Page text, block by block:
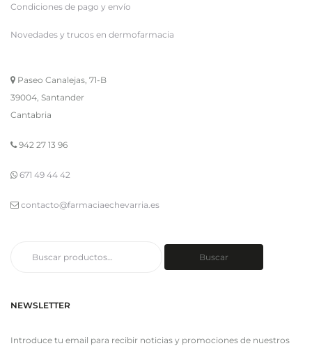
Condiciones de pago y envío
Novedades y trucos en dermofarmacia
Paseo Canalejas, 71-B
39004, Santander
Cantabria
942 27 13 96
671 49 44 42
contacto@farmaciaechevarria.es
Buscar
NEWSLETTER
Introduce tu email para recibir noticias y promociones de nuestros